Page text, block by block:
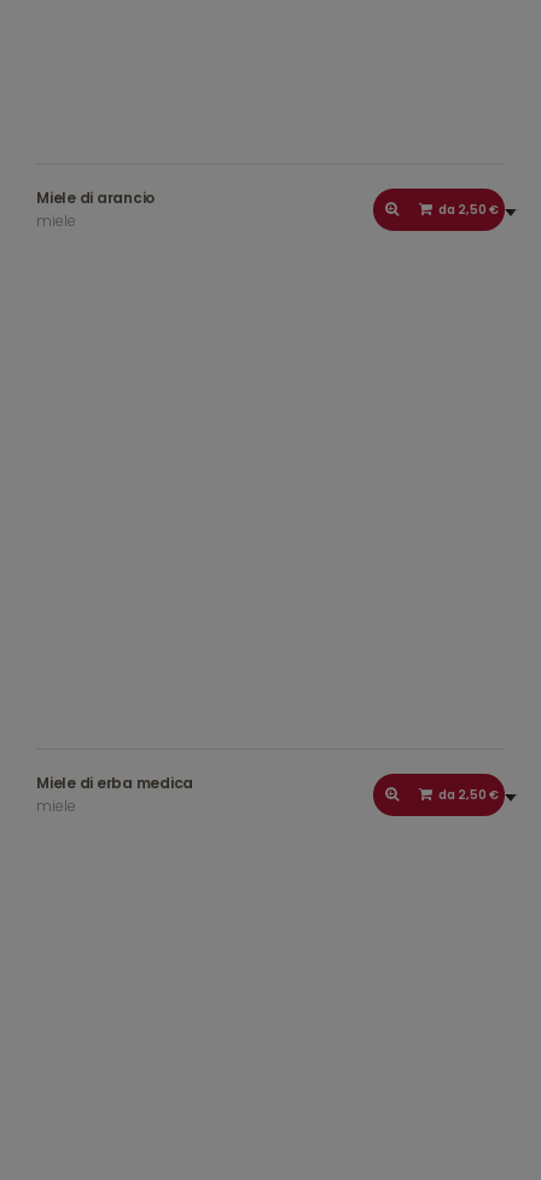
Miele di arancio
miele
da 2,50 €
Miele di erba medica
miele
da 2,50 €